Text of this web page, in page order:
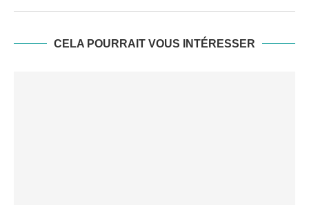
CELA POURRAIT VOUS INTÉRESSER